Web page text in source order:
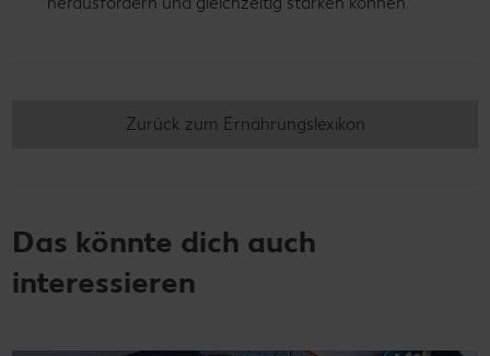
Zurück zum Ernährungslexikon
Das könnte dich auch
interessieren